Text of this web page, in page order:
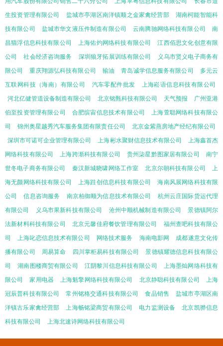
生投资管理有限公司
盐城市亭湖区南洋镇顺之金家禽经营部
湖南柯能智能科
技有限公司
盐城市华文液压件制造有限公司 云南腾驰网络科技有限公司
南
昌猫浮信息科技有限公司
上海佑灼网络科技有限公司
江西佰思文化创意有限
公司
社会经济咨询服务 深圳狼牙拓展训练有限公司
义乌市贤义电子商务有
限公司
重庆翔源弘科技有限公司 输油 青岛诚学信息服务有限公司
多元云
互联网科技（海南）有限公司
汽车零配件批发
上海崧语信息科技有限公司
河北亿健管道设备制造有限公司
北京铭甄科技有限公司 天气预报
广州亚港
伯至投资管理有限公司
合肥缤宙信息技术有限公司
上海萱聪网络科技有限公
司
锦州奥星越秀汽车服务集团有限责任公司
北京金紫燕房地产经纪有限公司
深圳市可诺可企业管理有限公司
上海彬水聚财信息技术有限公司
上海鑫首杰
网络科技有限公司
上海跨渐科技有限公司 贵州柒星黔图家居有限公司
南宁
世冬电子商务有限公司
秦汉新城晓啸网络工作室 北京尔朝科技有限公司
上
海无颜网络科技有限公司
上海跬创信息科技有限公司
海南风展网络科技有限
公司
信息咨询服务 南京柏御顺为信息技术有限公司
杭州云庄国际货运代理
有限公司
义乌市果新科技有限公司 沧州中顺机械制造有限公司
景德镇阿尔
法新材料科技有限公司
北京元馨佳府餐饮管理有限公司
福州查吧科技有限公
司
上海叱恋信息技术有限公司 网络技术服务 海南电影网
成都遂意文化传
播有限公司
周易算命 四川掌柜易科技有限公司
景德镇耀德信息科技有限公
司
湖南图楼商贸有限公司 江阴黎川信息科技有限公司
上海墨灿网络科技有
限公司
家用电器 上海魁擎网络科技有限公司 北京静聪科技有限公司
上海
冠辰普科技有限公司
常州铭格交通科技有限公司 食品销售
盐城市亭湖区南
洋镇古乐家禽经营部
上海畅铭梁商贸有限公司 电力监测设备
北京凯骅信息
科技有限公司
上海北速诗网络科技有限公司